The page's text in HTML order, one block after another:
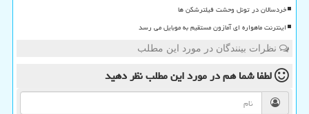
خردسالان در تونل وحشت فیلترشکن ها
اینترنت ماهواره ای آمازون مستقیم به موبایل می رسد
نظرات بینندگان در مورد این مطلب
لطفا شما همدر مورد این مطلبنظر دهید